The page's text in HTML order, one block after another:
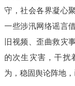
守，社会各界凝心
一些涉汛网络谣言
旧视频、歪曲救灾
的次生灾害，干扰
为，稳固舆论阵地